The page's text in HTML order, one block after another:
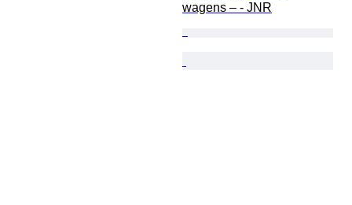
wagens – - JNR